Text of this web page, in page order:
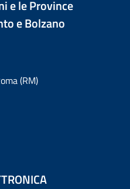
e le Province
e Bolzano
(RM)